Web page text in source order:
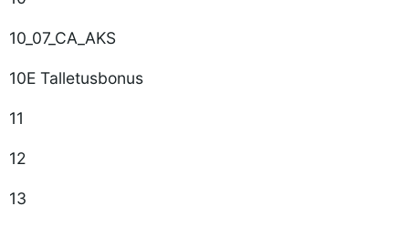
10_07_CA_AKS
10E Talletusbonus
11
12
13